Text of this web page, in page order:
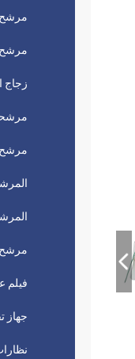
مرشح
مرشح
زجاج
مرشح
مرشح
فيلم
جهاز